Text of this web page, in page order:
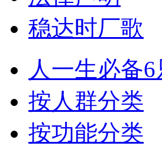
稳达时厂歌
人一生必备6
按人群分类
按功能分类